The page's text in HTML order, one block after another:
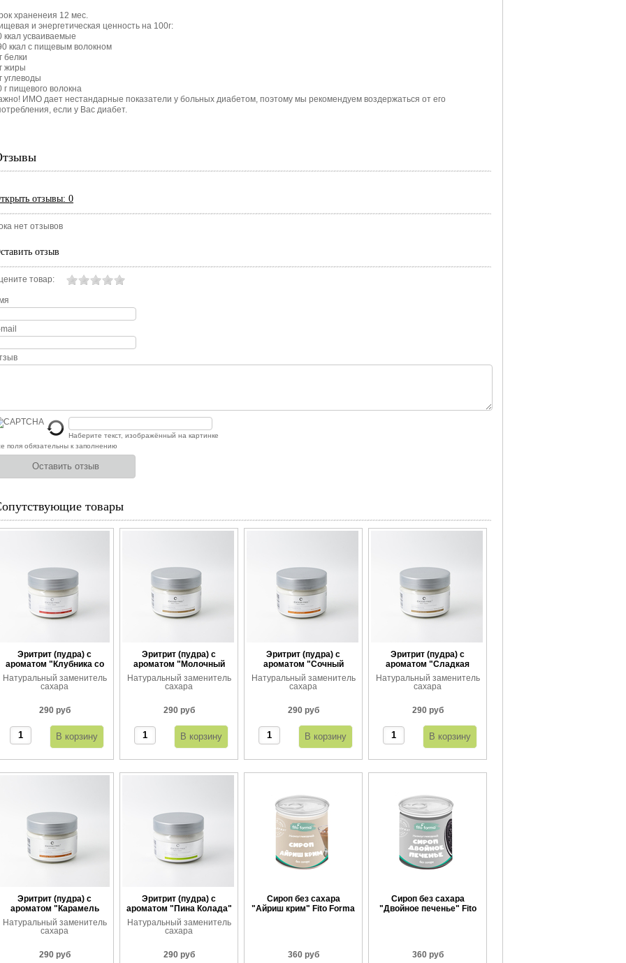
храненеия 12 мес.
и энергетическая ценность на 100г:
ккал усваиваемые
ккал с пищевым волокном
белки
жиры
углеводы
г пищевого волокна
ИМО дает нестандарные показатели у больных диабетом, поэтому мы рекомендуем воздержаться от его
если у Вас диабет.
отзывы: 0
нет отзывов
отзыв
товар:
Наберите текст, изображённый на картинке
поля обязательны к заполнению
товары
Эритрит (пудра) с
ароматом "Клубника со
сливками"
Натуральный заменитель
сахара
290 руб
Эритрит (пудра) с
ароматом "Молочный
шоколад"
Натуральный заменитель
сахара
290 руб
Эритрит (пудра) с
ароматом "Сочный
апельсин"
Натуральный заменитель
сахара
290 руб
Эритрит (пудра) с
ароматом "Сладкая
ваниль"
Натуральный заменитель
сахара
290 руб
Эритрит (пудра) с
ароматом "Карамель
тоффи"
Натуральный заменитель
сахара
290 руб
Эритрит (пудра) с
ароматом "Пина Колада"
Натуральный заменитель
сахара
290 руб
Сироп без сахара
"Айриш крим" Fito Forma
360 руб
Сироп без сахара
"Двойное печенье" Fito
360 руб